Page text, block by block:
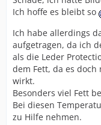
Ich hoffe es bleibt so
Ich habe allerdings
aufgetragen, da ich
als die Leder
dem Fett, da es
wirkt.
Besonders viel Fett
Bei diesen
zu Hilfe nehmen.